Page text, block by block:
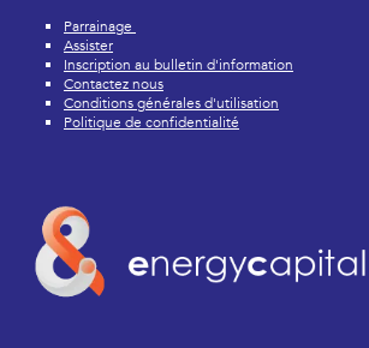
Parrainage
Assister
Inscription au bulletin d'information
Contactez nous
Conditions générales d'utilisation
Politique de confidentialité